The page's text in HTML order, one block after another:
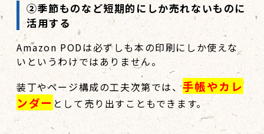
②季節ものなど短期的にしか売れないものに
活用する
Amazon PODは必ずしも本の印刷にしか使えな
いというわけではありません。
装丁やページ構成の工夫次第では、手帳やカレ
ンダー として売り出すこともできます。